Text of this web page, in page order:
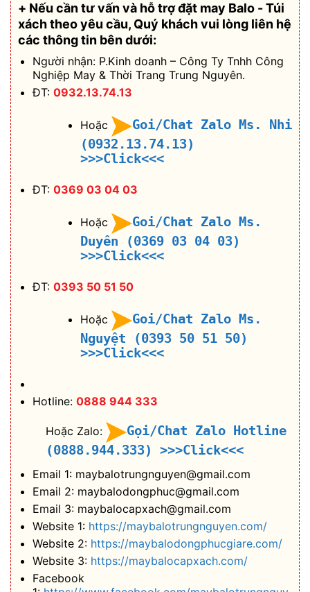
+ Nếu cần tư vấn và hỗ trợđặt may Balo - Túi
xách theo yêu cầu, Quý khách vui lòng liên hệ
các thông tin bên dưới:
Người nhận: P.Kinh doanh – Công Ty Tnhh Công
Nghiệp May & Thời Trang Trung Nguyên.
ĐT: 0932.13.74.13
Hoặc
Goi/Chat Zalo Ms. Nhi
(0932.13.74.13)
>>>Click<<<
ĐT: 0369 03 04 03
Hoặc
Goi/Chat Zalo Ms.
Duyên (0369 03 04 03)
>>>Click<<<
ĐT: 0393 50 51 50
Hoặc
Goi/Chat Zalo Ms.
Nguyệt (0393 50 51 50)
>>>Click<<<
Hotline: 0888 944 333
Hoặc Zalo:
Gọi/Chat Zalo Hotline
(0888.944.333)
>>>Click<<<
Email 1: maybalotrungnguyen@gmail.com
Email 2: maybalodongphuc@gmail.com
Email 3: maybalocapxach@gmail.com
Website 1: https://maybalotrungnguyen.com/
Website 2: https://maybalodongphucgiare.com/
Website 3: https://maybalocapxach.com/
Facebook